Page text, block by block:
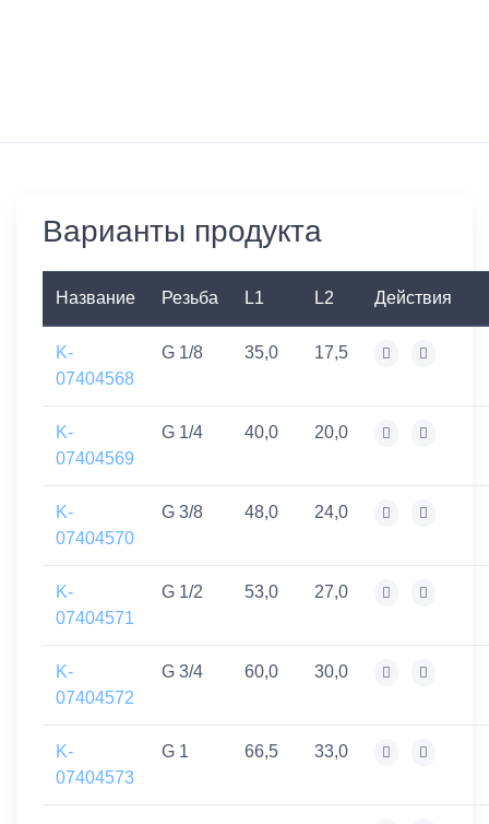
Варианты продукта
Название Резьба L1 L2 Действия
K-
07404568
G 1/8 35,0 17,5
K-
07404569
G 1/4 40,0 20,0
K-
07404570
G 3/8 48,0 24,0
K-
07404571
G 1/2 53,0 27,0
K-
07404572
G 3/4 60,0 30,0
K-
07404573
G 1 66,5 33,0